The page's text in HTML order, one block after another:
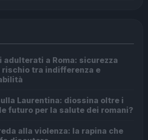
adulterati a Roma: sicurezza
rischio tra indifferenza e
Laurentina: diossina oltre i
futuro per la salute dei romani?
alla violenza: la rapina che